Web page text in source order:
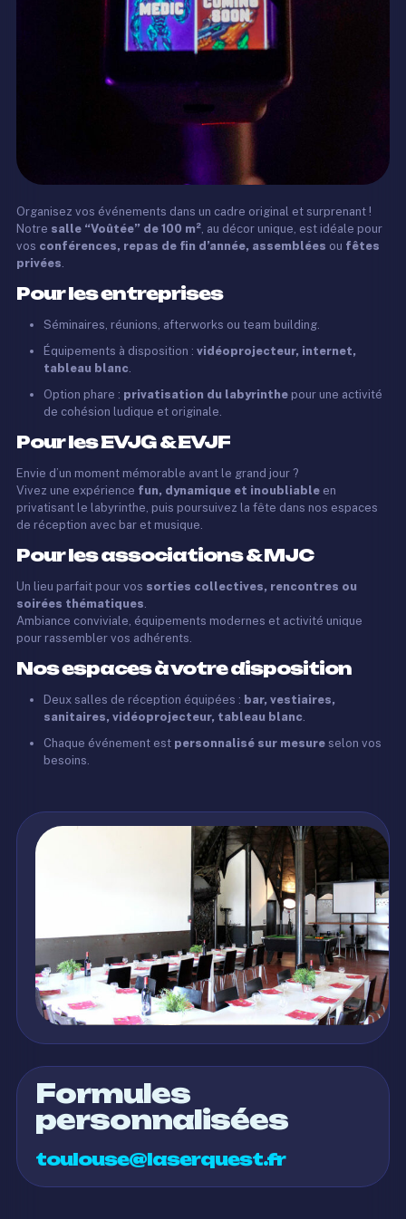
Organisez vos événements dans un cadre original et surprenant !
Notre salle “Voûtée” de 100 m², au décor unique, est idéale pour
vos conférences, repas de fin d’année, assemblées ou fêtes
privées.
Pour les entreprises
Séminaires, réunions, afterworks ou team building.
Équipements à disposition : vidéoprojecteur, internet,
tableau blanc.
Option phare : privatisation du labyrinthepour une activité
de cohésion ludique et originale.
Pour les EVJG & EVJF
Envie d’un moment mémorable avant le grand jour ?
Vivez une expérience fun, dynamique et inoubliableen
privatisant le labyrinthe, puis poursuivez la fête dans nos espaces
de réception avec bar et musique.
Pour les associations & MJC
Un lieu parfait pour vos sorties collectives, rencontres ou
soirées thématiques.
Ambiance conviviale, équipements modernes et activité unique
pour rassembler vos adhérents.
Nos espaces à votre disposition
Deux salles de réception équipées : bar, vestiaires,
sanitaires, vidéoprojecteur, tableau blanc.
Chaque événement est personnalisé sur mesureselon vos
besoins.
Formules
personnalisées
toulouse@laserquest.fr